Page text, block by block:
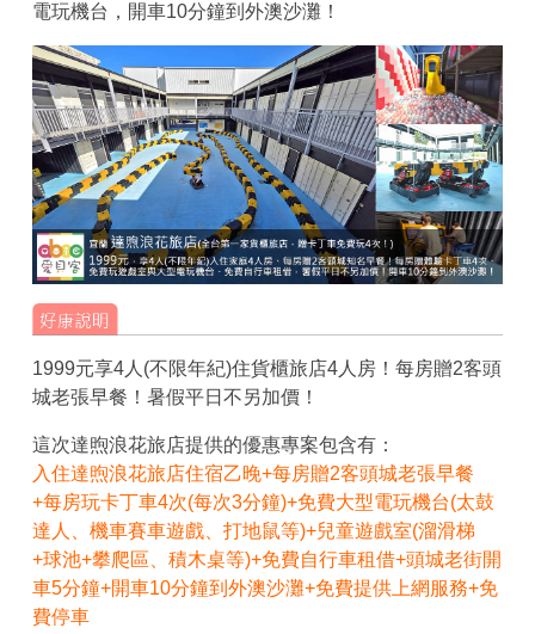
電玩機台，開車10分鐘到外澳沙灘！
1999元享4人(不限年紀)住貨櫃旅店4人房！每房贈2客頭
城老張早餐！暑假平日不另加價！
這次達煦浪花旅店提供的優惠專案包含有：
入住達煦浪花旅店住宿乙晚+每房贈2客頭城老張早餐
+每房玩卡丁車4次(每次3分鐘)+免費大型電玩機台(太鼓
達人、機車賽車遊戲、打地鼠等)+兒童遊戲室(溜滑梯
+球池+攀爬區、積木桌等)+免費自行車租借+頭城老街開
車5分鐘+開車10分鐘到外澳沙灘+免費提供上網服務+免
費停車